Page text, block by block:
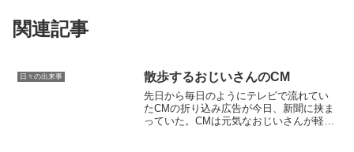
関連記事
日々の出来事 散歩するおじいさんのCM
先日から毎日のようにテレビで流れてい
たCMの折り込み広告が今日、新聞に挟ま
っていた。CMは元気なおじいさんが軽快